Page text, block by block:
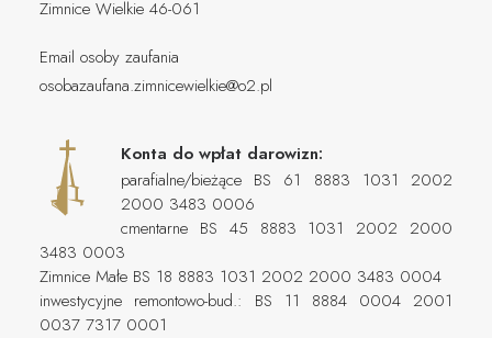
Zimnice Wielkie 46-061
Email osoby zaufania
osobazaufana.zimnicewielkie@o2.pl
Konta do wpłat darowizn:
parafialne/bieżące BS 61 8883 1031 2002
2000 3483 0006
cmentarne BS 45 8883 1031 2002 2000
3483 0003
Zimnice Małe BS 18 8883 1031 2002 2000 3483 0004
inwestycyjne remontowo-bud.: BS 11 8884 0004 2001
0037 7317 0001